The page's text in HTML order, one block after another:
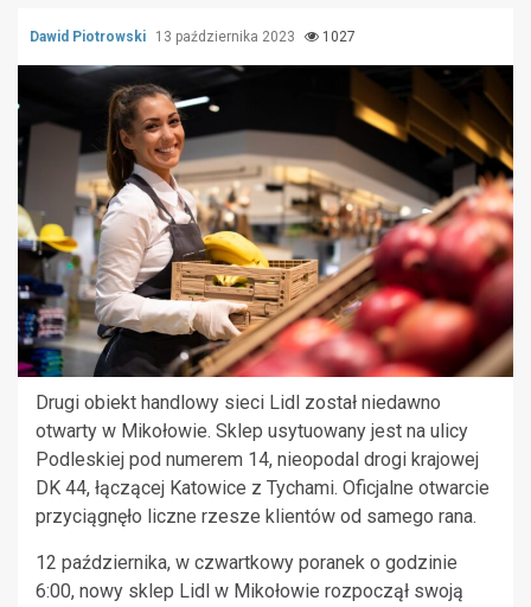
Dawid Piotrowski 13 października 2023 1027
Drugi obiekt handlowy sieci Lidl został niedawno
otwarty w Mikołowie. Sklep usytuowany jest na ulicy
Podleskiej pod numerem 14, nieopodal drogi krajowej
DK 44, łączącej Katowice z Tychami. Oficjalne otwarcie
przyciągnęło liczne rzesze klientów od samego rana.
12 października, w czwartkowy poranek o godzinie
6:00, nowy sklep Lidl w Mikołowie rozpoczął swoją